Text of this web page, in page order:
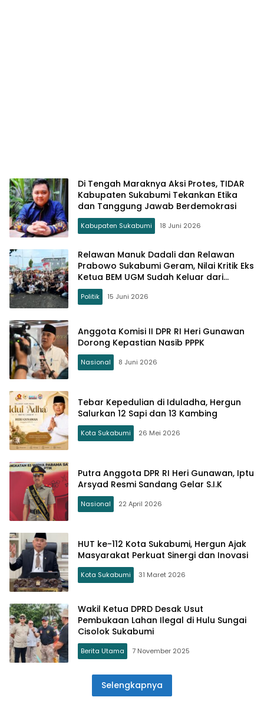
Di Tengah Maraknya Aksi Protes, TIDAR
Kabupaten Sukabumi Tekankan Etika
dan Tanggung Jawab Berdemokrasi
Kabupaten Sukabumi 18 Juni 2026
Relawan Manuk Dadali dan Relawan
Prabowo Sukabumi Geram, Nilai Kritik Eks
Ketua BEM UGM Sudah Keluar dari
Koridor Demokrasi
Politik 15 Juni 2026
Anggota Komisi II DPR RI Heri Gunawan
Dorong Kepastian Nasib PPPK
Nasional 8 Juni 2026
Tebar Kepedulian di Iduladha, Hergun
Salurkan 12 Sapi dan 13 Kambing
Kota Sukabumi 26 Mei 2026
Putra Anggota DPR RI Heri Gunawan, Iptu
Arsyad Resmi Sandang Gelar S.I.K
Nasional 22 April 2026
HUT ke-112 Kota Sukabumi, Hergun Ajak
Masyarakat Perkuat Sinergi dan Inovasi
Kota Sukabumi 31 Maret 2026
Wakil Ketua DPRD Desak Usut
Pembukaan Lahan Ilegal di Hulu Sungai
Cisolok Sukabumi
Berita Utama 7 November 2025
Selengkapnya